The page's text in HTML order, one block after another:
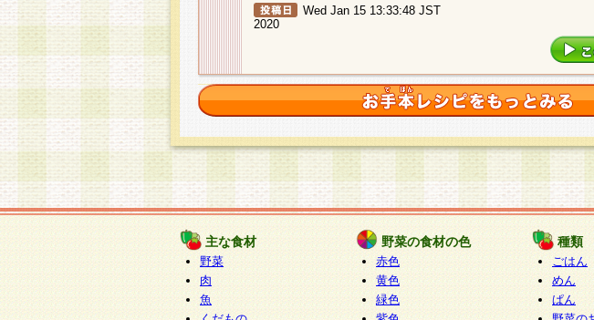
Wed Jan 15 13:33:48 JST
2020
主な食材
野菜
肉
魚
野菜の食材の色
赤色
黄色
緑色
種類
ごはん
めん
ぱん